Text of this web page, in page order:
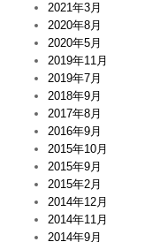
2021年3月
2020年8月
2020年5月
2019年11月
2019年7月
2018年9月
2017年8月
2016年9月
2015年10月
2015年9月
2015年2月
2014年12月
2014年11月
2014年9月